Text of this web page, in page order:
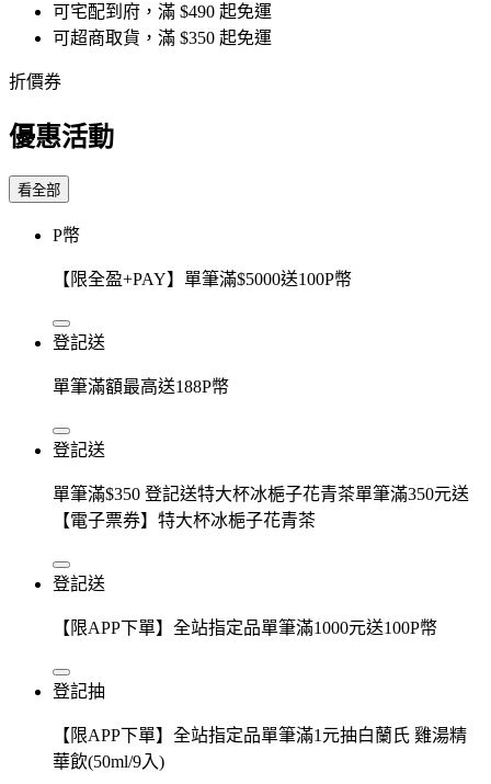
可宅配到府，滿 $490 起免運
可超商取貨，滿 $350 起免運
折價券
優惠活動
看全部
P幣
【限全盈+PAY】單筆滿$5000送100P幣
登記送
單筆滿額最高送188P幣
登記送
單筆滿$350 登記送特大杯冰梔子花青茶單筆滿350元送
【電子票券】特大杯冰梔子花青茶
登記送
【限APP下單】全站指定品單筆滿1000元送100P幣
登記抽
【限APP下單】全站指定品單筆滿1元抽白蘭氏 雞湯精
華飲(50ml/9入)